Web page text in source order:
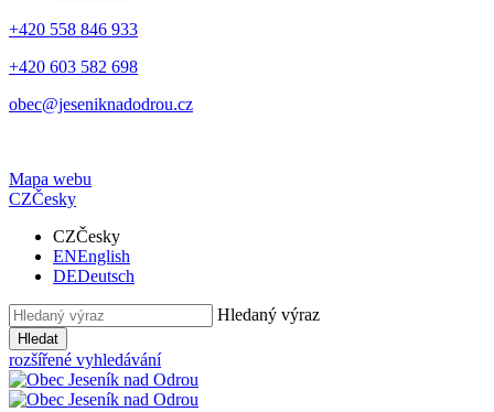
+420 558 846 933
+420 603 582 698
obec@jeseniknadodrou.cz
Mapa webu
CZČesky
CZČesky
ENEnglish
DEDeutsch
Hledaný výraz
Hledat
rozšířené vyhledávání